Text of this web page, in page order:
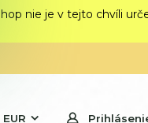
nie je v tejto chvíli
EUR